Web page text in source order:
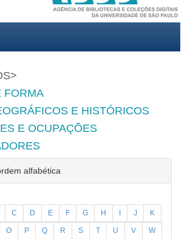
FORMA
E HISTÓRICOS
E OCUPAÇÕES
alfabética
C D E F G H I J K
O P Q R S T U V W